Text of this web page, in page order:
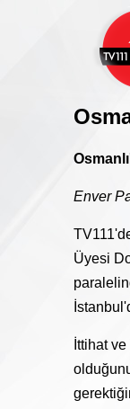
Enver
Üyesi
İttihat